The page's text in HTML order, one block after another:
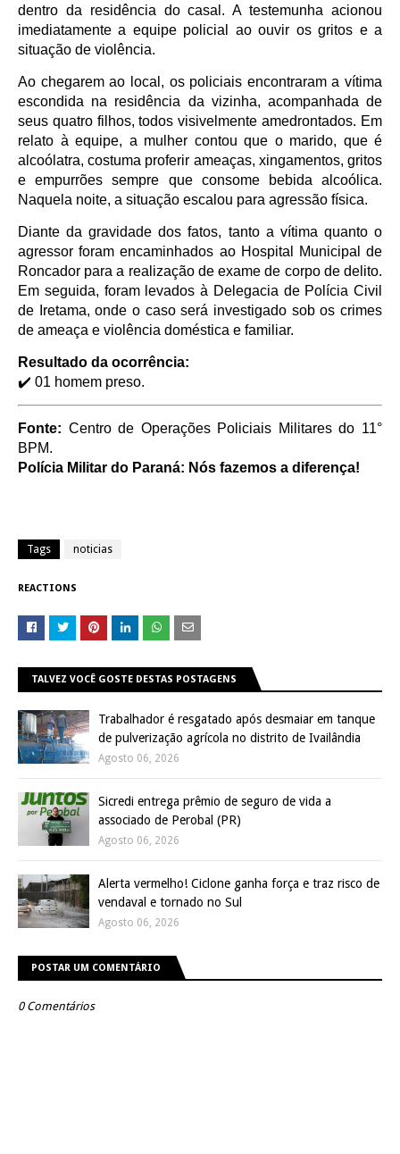
dentro da residência do casal. A testemunha acionou
imediatamente a equipe policial ao ouvir os gritos e a
situação de violência.
Ao chegarem ao local, os policiais encontraram a vítima
escondida na residência da vizinha, acompanhada de
seus quatro filhos, todos visivelmente amedrontados. Em
relato à equipe, a mulher contou que o marido, que é
alcoólatra, costuma proferir ameaças, xingamentos, gritos
e empurrões sempre que consome bebida alcoólica.
Naquela noite, a situação escalou para agressão física.
Diante da gravidade dos fatos, tanto a vítima quanto o
agressor foram encaminhados ao Hospital Municipal de
Roncador para a realização de exame de corpo de delito.
Em seguida, foram levados à Delegacia de Polícia Civil
de Iretama, onde o caso será investigado sob os crimes
de ameaça e violência doméstica e familiar.
Resultado da ocorrência:
✔️ 01 homem preso.
Fonte: Centro de Operações Policiais Militares do 11°
BPM.
Polícia Militar do Paraná: Nós fazemos a diferença!
Tags noticias
REACTIONS
TALVEZ VOCÊ GOSTE DESTAS POSTAGENS
Trabalhador é resgatado após desmaiar em tanque
de pulverização agrícola no distrito de Ivailândia
Agosto 06, 2026
Sicredi entrega prêmio de seguro de vida a
associado de Perobal (PR)
Agosto 06, 2026
Alerta vermelho! Ciclone ganha força e traz risco de
vendaval e tornado no Sul
Agosto 06, 2026
POSTAR UM COMENTÁRIO
0 Comentários